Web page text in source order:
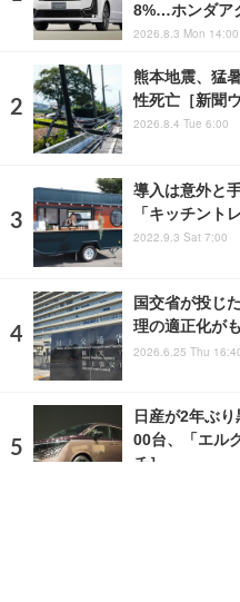
8%…ホンダア
2026.8.3 Mon 14:00
熊本地震、猛
性死亡［新聞
2026.8.4 Tue 6:00
導入は意外と
「キッチント
2022.9.3 Sat 7:00
国交省が投じ
理の適正化が
2026.6.25 Thu
日産が2年ぶ
00台、「エル
チ］